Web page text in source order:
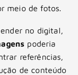
meio de fotos.
no digital,
poderia
referências,
de conteúdo